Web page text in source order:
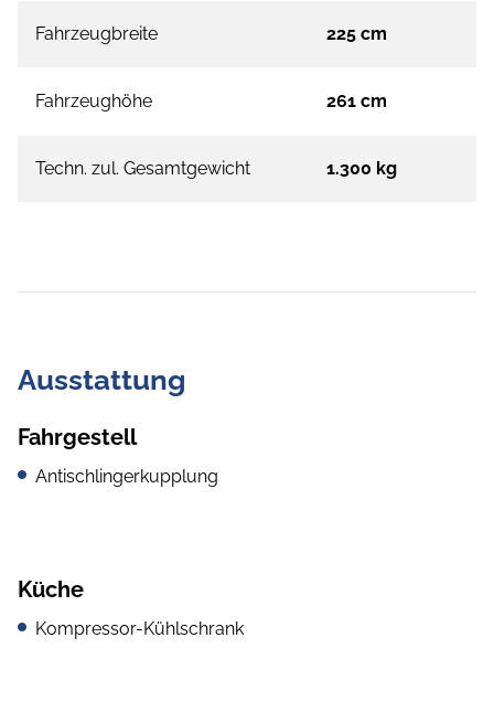
Fahrzeugbreite 225 cm
Fahrzeughöhe 261 cm
Techn. zul. Gesamtgewicht 1.300 kg
Ausstattung
Fahrgestell
Antischlingerkupplung
Küche
Kompressor-Kühlschrank